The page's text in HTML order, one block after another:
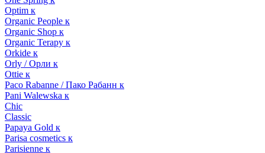
Optim к
Organic People к
Organic Shop к
Organic Terapy к
Orkide к
Orly / Орли к
Ottie к
Paco Rabanne / Пако Рабанн к
Pani Walewska к
Chic
Classic
Papaya Gold к
Parisa cosmetics к
Parisienne к